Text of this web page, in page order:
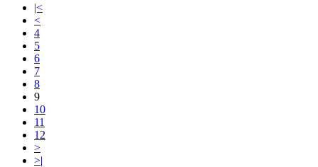
|<
<
4
5
6
7
8
9
10
11
12
>
>|